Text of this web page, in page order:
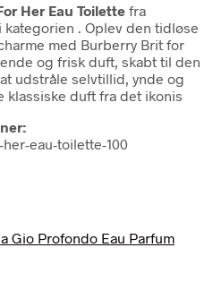
Her Eau Toilette fra
kategorien . Oplev den tidløse
med Burberry Brit for
og frisk duft, skabt til den
udstråle selvtillid, ynde og
duft fra det ikonis
eau-toilette-100